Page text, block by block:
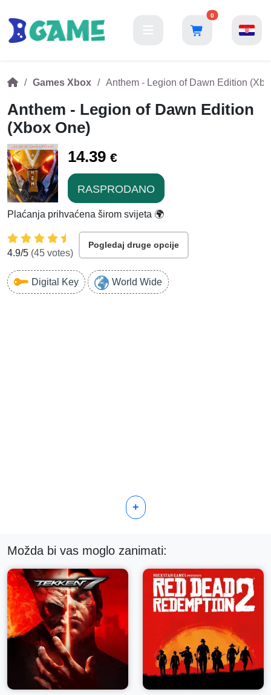
0
Games Xbox Anthem - Legion of Dawn Edition
Anthem - Legion of Dawn Edition
(Xbox One)
14.39 €
RASPRODANO
Plaćanja prihvaćena širom svijeta 🌍
4.9/5 (45 votes)
Pogledaj druge opcije
Digital Key World Wide
+
Možda bi vas moglo zanimati: